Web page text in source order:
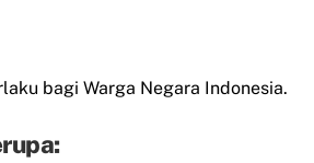
bagi Warga Negara Indonesia.